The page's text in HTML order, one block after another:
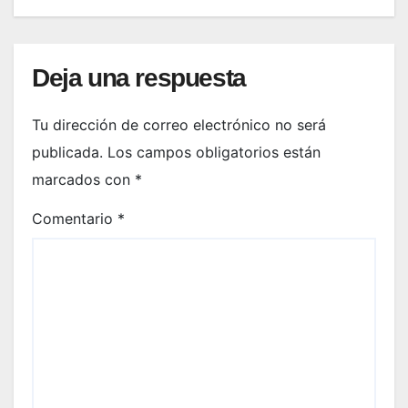
Deja una respuesta
Tu dirección de correo electrónico no será
publicada. Los campos obligatorios están
marcados con *
Comentario *